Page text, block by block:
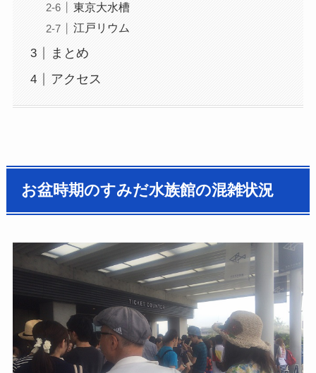
東京大水槽
江戸リウム
まとめ
アクセス
お盆時期のすみだ水族館の混雑状況